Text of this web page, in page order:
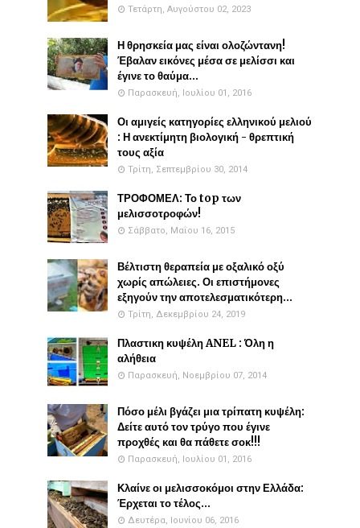
Τετάρτη, Αυγούστου 02, 2023
Η θρησκεία μας είναι ολοζώντανη!
Έβαλαν εικόνες μέσα σε μελίσσι και
έγινε το θαύμα...
Παρασκευή, Ιουλίου 01, 2016
Οι αμιγείς κατηγορίες ελληνικού μελιού
: Η ανεκτίμητη βιολογική - θρεπτική
τους αξία
Τρίτη, Σεπτεμβρίου 30, 2014
ΤΡΟΦΟΜΕΛ: Το top των
μελισσοτροφών!
Σάββατο, Μαΐου 16, 2015
Βέλτιστη θεραπεία με οξαλικό οξύ
χωρίς απώλειες. Οι επιστήμονες
εξηγούν την αποτελεσματικότερη...
Τρίτη, Δεκεμβρίου 24, 2019
Πλαστικη κυψέλη ANEL : Όλη η
αλήθεια
Παρασκευή, Νοεμβρίου 07, 2014
Πόσο μέλι βγάζει μια τρίπατη κυψέλη:
Δείτε αυτό τον τρύγο που έγινε
προχθές και θα πάθετε σοκ!!!
Παρασκευή, Ιουλίου 01, 2016
Κλαίνε οι μελισσοκόμοι στην Ελλάδα:
Έρχεται το τέλος...
Δευτέρα, Ιουνίου 06, 2016